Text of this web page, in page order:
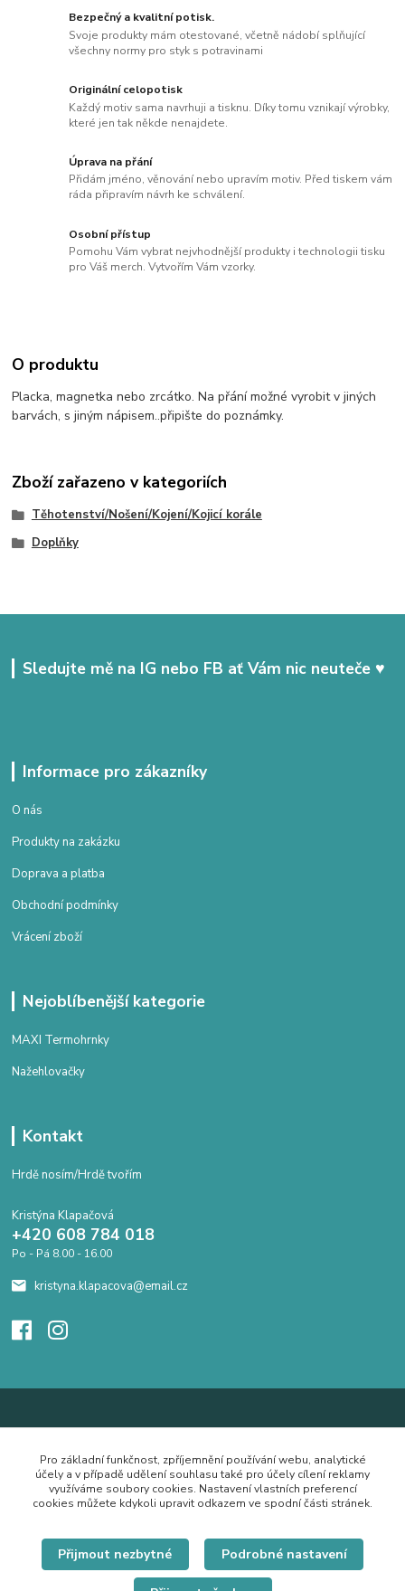
Bezpečný a kvalitní potisk.
Svoje produkty mám otestované, včetně nádobí splňující
všechny normy pro styk s potravinami
Originální celopotisk
Každý motiv sama navrhuji a tisknu. Díky tomu vznikají výrobky,
které jen tak někde nenajdete.
Úprava na přání
Přidám jméno, věnování nebo upravím motiv. Před tiskem vám
ráda připravím návrh ke schválení.
Osobní přístup
Pomohu Vám vybrat nejvhodnější produkty i technologii tisku
pro Váš merch. Vytvořím Vám vzorky.
O produktu
Placka, magnetka nebo zrcátko. Na přání možné vyrobit v jiných
barvách, s jiným nápisem..připište do poznámky.
Zboží zařazeno v kategoriích
Těhotenství/Nošení/Kojení/Kojicí korále
Doplňky
Sledujte mě na IG nebo FB ať Vám nic neuteče ♥
Informace pro zákazníky
O nás
Produkty na zakázku
Doprava a platba
Obchodní podmínky
Vrácení zboží
Nejoblíbenější kategorie
MAXI Termohrnky
Nažehlovačky
Kontakt
Hrdě nosím/Hrdě tvořím
Kristýna Klapačová
+420 608 784 018
Po - Pá 8.00 - 16.00
kristyna.klapacova@email.cz
Pro základní funkčnost, zpříjemnění používání webu, analytické
účely a v případě udělení souhlasu také pro účely cílení reklamy
využíváme soubory cookies. Nastavení vlastních preferencí
cookies můžete kdykoli upravit odkazem ve spodní části stránek.
Přijmout nezbytné Podrobné nastavení